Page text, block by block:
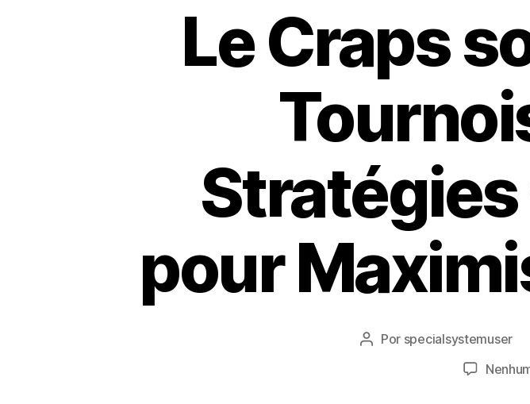
Le Craps
pour
Autor
Por specialsystemuser